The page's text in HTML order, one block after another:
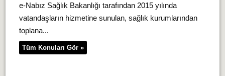
e-Nabız Sağlık Bakanlığı tarafından 2015 yılında
vatandaşların hizmetine sunulan, sağlık kurumlarından
toplana...
Tüm Konuları Gör »